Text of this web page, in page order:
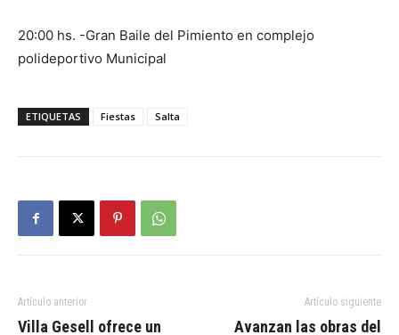
20:00 hs. -Gran Baile del Pimiento en complejo
polideportivo Municipal
ETIQUETAS Fiestas Salta
Artículo anterior
Villa Gesell ofrece un
Artículo siguiente
Avanzan las obras del